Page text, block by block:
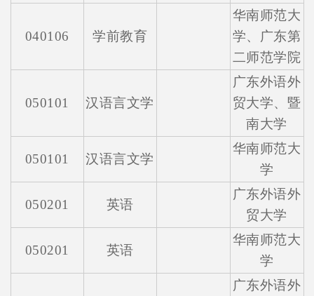
040106 学前教育
华南师范大
学、广东第
二师范学院
050101 汉语言文学
广东外语外
贸大学、暨
南大学
050101 汉语言文学
华南师范大
学
050201 英语
广东外语外
贸大学
050201 英语
华南师范大
学
广东外语外